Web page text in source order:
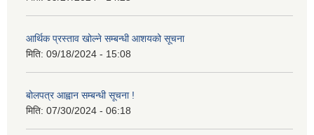
आर्थिक प्रस्ताव खोल्ने सम्बन्धी आशयको सूचना
मिति: 09/18/2024 - 15:08
बोलपत्र आह्वान सम्बन्धी सूचना !
मिति: 07/30/2024 - 06:18